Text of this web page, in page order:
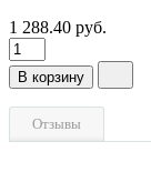
1 288.40 руб.
В корзину
Отзывы